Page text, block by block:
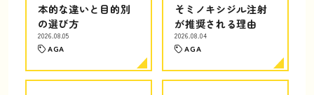
本的な違いと目的別
の選び方
2026.08.05
AGA
そミノキシジル注射
が推奨される理由
2026.08.04
AGA